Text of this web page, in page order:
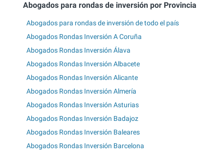
Abogados para rondas de inversión por Provincia
Abogados para rondas de inversión de todo el país
Abogados Rondas Inversión A Coruña
Abogados Rondas Inversión Álava
Abogados Rondas Inversión Albacete
Abogados Rondas Inversión Alicante
Abogados Rondas Inversión Almería
Abogados Rondas Inversión Asturias
Abogados Rondas Inversión Badajoz
Abogados Rondas Inversión Baleares
Abogados Rondas Inversión Barcelona